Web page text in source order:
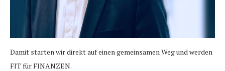
Damit starten wir direkt auf einen gemeinsamen Weg und werden
FIT für FINANZEN.